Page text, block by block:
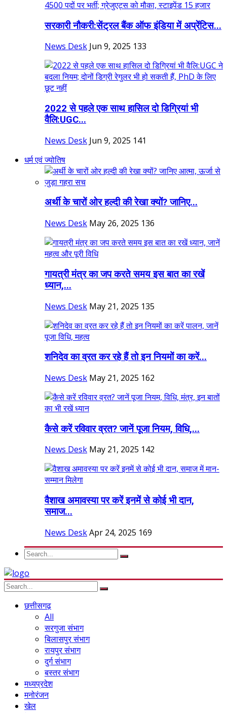
सरकारी नौकरी:सेंट्रल बैंक ऑफ इंडिया में अप्रेंटिस...
News Desk Jun 9, 2025 133
2022 से पहले एक साथ हासिल दो डिग्रियां भी
वैलि:UGC...
News Desk Jun 9, 2025 141
धर्म एवं ज्योतिष
अर्थी के चारों ओर हल्दी की रेखा क्यों? जानिए...
News Desk May 26, 2025 136
गायत्री मंत्र का जप करते समय इस बात का रखें
ध्यान,...
News Desk May 21, 2025 135
शनिदेव का व्रत कर रहे हैं तो इन नियमों का करें...
News Desk May 21, 2025 162
कैसे करें रविवार व्रत? जानें पूजा नियम, विधि,...
News Desk May 21, 2025 142
वैशाख अमावस्या पर करें इनमें से कोई भी दान,
समाज...
News DeskApr 24, 2025 169
छत्तीसगढ़
All
सरगुजा संभाग
बिलासपुर संभाग
रायपुर संभाग
दुर्ग संभाग
बस्तर संभाग
मध्यप्रदेश
मनोरंजन
खेल